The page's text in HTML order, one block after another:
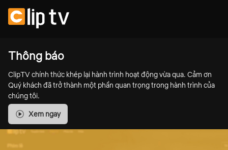
Thông báo
ClipTV chính thức khép lại hành trình hoạt động vừa qua. Cảm ơn
Quý khách đã trở thành một phần quan trọng trong hành trình của
chúng tôi.
Xem ngay